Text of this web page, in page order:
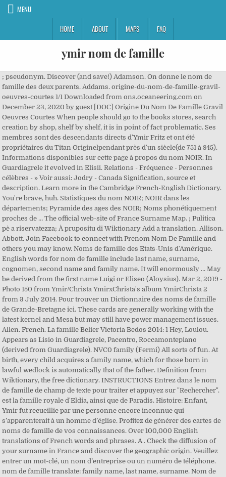
MENU
HOME
ABOUT MAPS FAQ
ymir nom de famille
; pseudonym. Discover (and save!) Adamson. On donne le nom de
famille des deux parents. Addams. origine-du-nom-de-famille-gravil-
oeuvres-courtes 1/1 Downloaded from ons.oceaneering.com on
December 23, 2020 by guest [DOC] Origine Du Nom De Famille Gravil
Oeuvres Courtes When people should go to the books stores, search
creation by shop, shelf by shelf, it is in point of fact problematic. Ses
membres sont des descendants directs d'Ymir Fritz et ont été
propriétaires du Titan Originelpendant près d'un siècle(de 751 à 845).
Informations disponibles sur cette page à propos du nom NOIR. In
Guardiagrele it evolved in Elisii. Relations - Fréquence - Personnes
célèbres - » Voir aussi: Jodry - Canada Signification, source et
description. Learn more in the Cambridge French-English Dictionary.
You're brave, huh. Statistiques du nom NOIR; NOIR dans les
départements; Pyramide des ages des NOIR; Noms phonétiquement
proches de … The official web-site of France Surname Map. ; Pulitica
pè a riservatezza; À prupositu di Wiktionary Add a translation. Allison.
Abbott. Join Facebook to connect with Prenom Nom De Famille and
others you may know. Noms de famille des Etats-Unis d'Amérique.
English words for nom de famille include last name, surname,
cognomen, second name and family name. It will enormously … May
be derived from the first name Luigi or Eliseo (Aloysius). Mar 2, 2019 -
Photo 150 from Ymir/Christa YmirxChrista's album YmirChrista 2
from 3 July 2014. Pour trouver un Dictionnaire des noms de famille
de Grande-Bretagne ici. These cards are generally working with the
latest kernel and Mesa but may still have power management issues.
Allen. French. La famille Belier Victoria Bedos 2014: 1 Hey, Loulou.
Appears as Lisio in Guardiagrele, Pacentro, Roccamontepiano
(derived from Guardiagrele). NVC0 family (Fermi) All sorts of fun. At
birth, every child acquires a family name, which for those born in
lawful wedlock is automatically that of the father. Definition from
Wiktionary, the free dictionary. INSTRUCTIONS Entrez dans le nom
de famille de champ de texte pour traiter et appuyez sur "Rechercher".
est la famille royale d'Eldia, ainsi que de Paradis. Histoire: Enfant,
Ymir fut recueillie par une personne encore inconnue qui
s’apparenterait à un homme d’église. Profitez de générer des cartes de
noms de famille de vos connaissances. Over 100,000 English
translations of French words and phrases. A . Check the diffusion of
your surname in France and discover the geographic origin. Veuillez
entrer un mot-clé, un nom d’entreprise ou un numéro de téléphone.
nom de famille translate: family name, last name, surname. Nom de